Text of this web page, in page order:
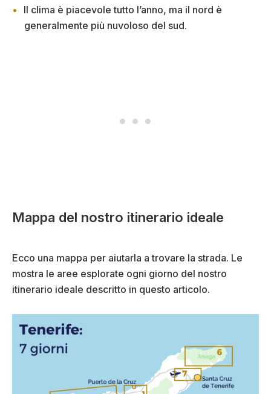
Il clima è piacevole tutto l’anno, ma il nord è
generalmente più nuvoloso del sud.
Mappa del nostro itinerario ideale
Ecco una mappa per aiutarla a trovare la strada. Le
mostra le aree esplorate ogni giorno del nostro
itinerario ideale descritto in questo articolo.